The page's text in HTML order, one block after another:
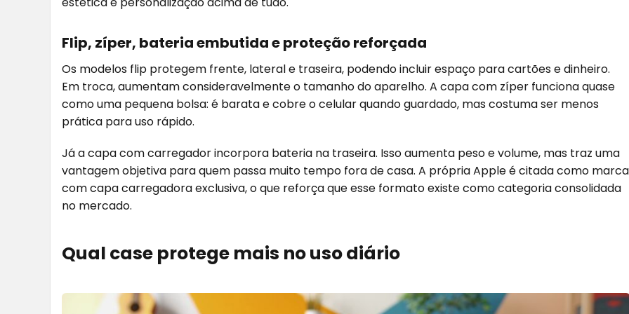
Flip, zíper, bateria embutida e proteção reforçada
Os modelos flip protegem frente, lateral e traseira, podendo incluir espaço para cartões e dinheiro.
Em troca, aumentam consideravelmente o tamanho do aparelho. A capa com zíper funciona quase
como uma pequena bolsa: é barata e cobre o celular quando guardado, mas costuma ser menos
prática para uso rápido.
Já a capa com carregador incorpora bateria na traseira. Isso aumenta peso e volume, mas traz uma
vantagem objetiva para quem passa muito tempo fora de casa. A própria Apple é citada como marca
com capa carregadora exclusiva, o que reforça que esse formato existe como categoria consolidada
no mercado.
Qual case protege mais no uso diário